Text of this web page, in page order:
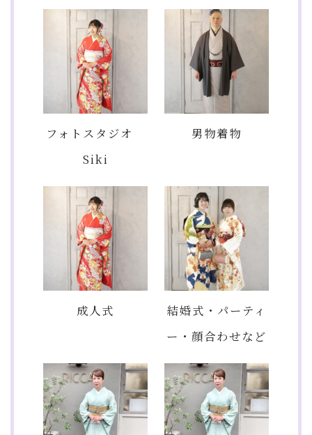
フォトスタジオ
Siki
男物着物
成人式
結婚式・パーティ
ー・顔合わせなど